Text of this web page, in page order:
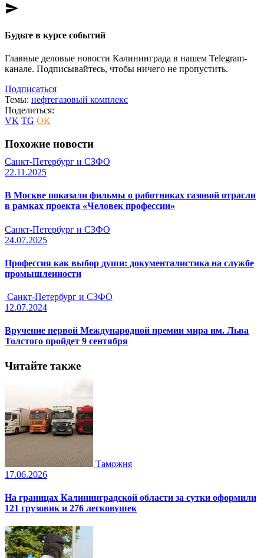
send
Будьте в курсе событий
Главные деловые новости Калининграда в нашем Telegram-
канале. Подписывайтесь, чтобы ничего не пропустить.
Подписаться
Темы: нефтегазовый комплекс
Поделиться:
VK TG OK
Похожие новости
Санкт-Петербург и СЗФО
22.11.2025
В Москве показали фильмы о работниках газовой отрасли
в рамках проекта «Человек профессии»
Санкт-Петербург и СЗФО
24.07.2025
Профессия как выбор души: документалистика на службе
промышленности
Санкт-Петербург и СЗФО
12.07.2024
Вручение первой Международной премии мира им. Льва
Толстого пройдет 9 сентября
Читайте также
Таможня
17.06.2026
На границах Калининградской области за сутки оформили
121 грузовик и 276 легковушек